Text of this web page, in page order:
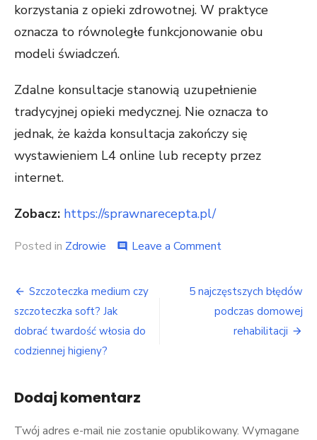
korzystania z opieki zdrowotnej. W praktyce
oznacza to równoległe funkcjonowanie obu
modeli świadczeń.
Zdalne konsultacje stanowią uzupełnienie
tradycyjnej opieki medycznej. Nie oznacza to
jednak, że każda konsultacja zakończy się
wystawieniem L4 online lub recepty przez
internet.
Zobacz: https://sprawnarecepta.pl/
Posted in Zdrowie comment Leave a Commenton
online
–
elektroniczna
forma
Nawigacja
wpisu
Szczoteczka medium czy
szczoteczka soft? Jak
dobrać twardość włosia do
codziennej higieny?
5 najczęstszych błędów
podczas domowej
rehabilitacji
Dodaj komentarz
Twój adres e-mail nie zostanie opublikowany. Wymagane